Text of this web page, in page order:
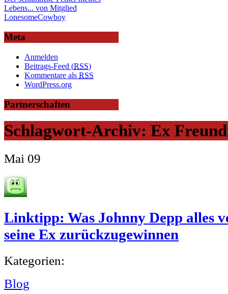
Lebens... von Mitglied
LonesomeCowboy
Meta
Anmelden
Beitrags-Feed (RSS)
Kommentare als RSS
WordPress.org
Partnerschaften
Schlagwort-Archiv: Ex
Mai 09
Linktipp: Was Johnny Depp alles
seine Ex zurückzugewinnen
Kategorien:
Blog